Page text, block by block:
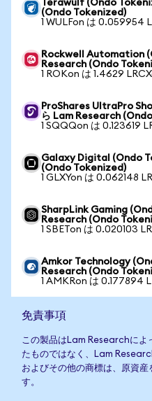
Terawulf (Ondo
(Ondo Tokenized)
1 WULFon は 0.059954
Rockwell Automation
Research (Ondo
1 ROKon は 1.4629
ProShares UltraPro
ら Lam Research
1 SQQQon は 0.123619
Galaxy Digital (Ondo
(Ondo Tokenized)
1 GLXYon は 0.062148
SharpLink Gaming
Research (Ondo
1 SBETon は 0.020103
Amkor Technology
Research (Ondo
1 AMKRon は 0.177894
免責事項
この製品はLam Researchによ
たものではなく、Lam
およびその他の商標は、原資
す。